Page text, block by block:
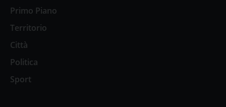
Primo Piano
Territorio
Città
Politica
Sport